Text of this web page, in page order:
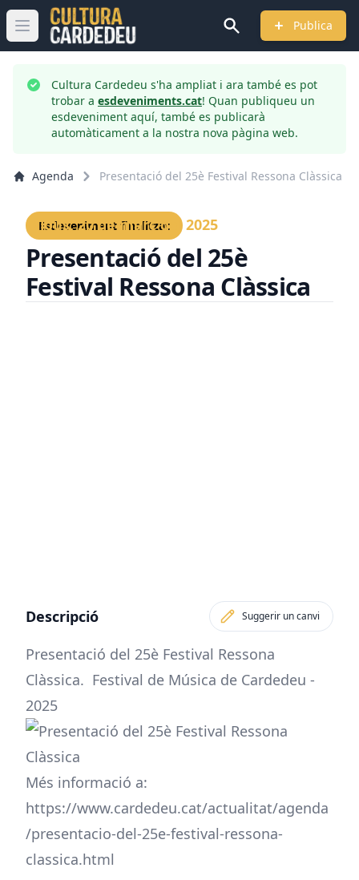
Obrir menú principal Publica
Cultura Cardedeu s'ha ampliat i ara també es pot
trobar a esdeveniments.cat! Quan publiqueu un
esdeveniment aquí, també es publicarà
automàticament a la nostra nova pàgina web.
Agenda Presentació del 25è Festival Ressona Clàssica
Esdeveniment finalitzat
Dijous, 20 de març del 2025
Presentació del 25è
Festival Ressona Clàssica
Descripció Suggerir un canvi
Presentació del 25è Festival Ressona
Clàssica. Festival de Música de Cardedeu -
2025
Més informació a:
https://www.cardedeu.cat/actualitat/agenda
/presentacio-del-25e-festival-ressona-
classica.html